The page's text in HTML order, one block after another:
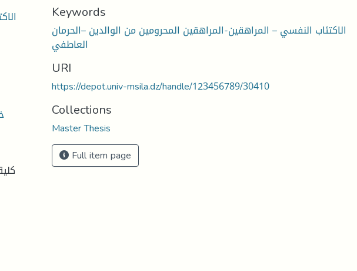
Keywords
الاكتئاب النفسي – المراهقين-المراهقين المحرومين من الوالدين –الحرمان
العاطفي
URI
https://depot.univ-msila.dz/handle/123456789/30410
Collections
Master Thesis
Full item page